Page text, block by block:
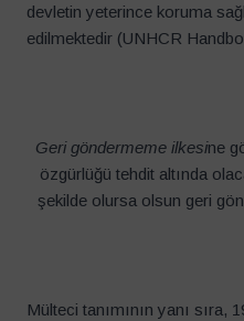
devletin yeterince koruma
edilmektedir (UNHCR
Geri göndermeme ilkesine
özgürlüğü tehdit altında
şekilde olursa olsun geri
Mülteci tanımının yanı sıra,